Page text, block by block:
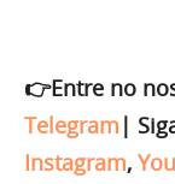
👉Entre no
Telegram |
Instagram,